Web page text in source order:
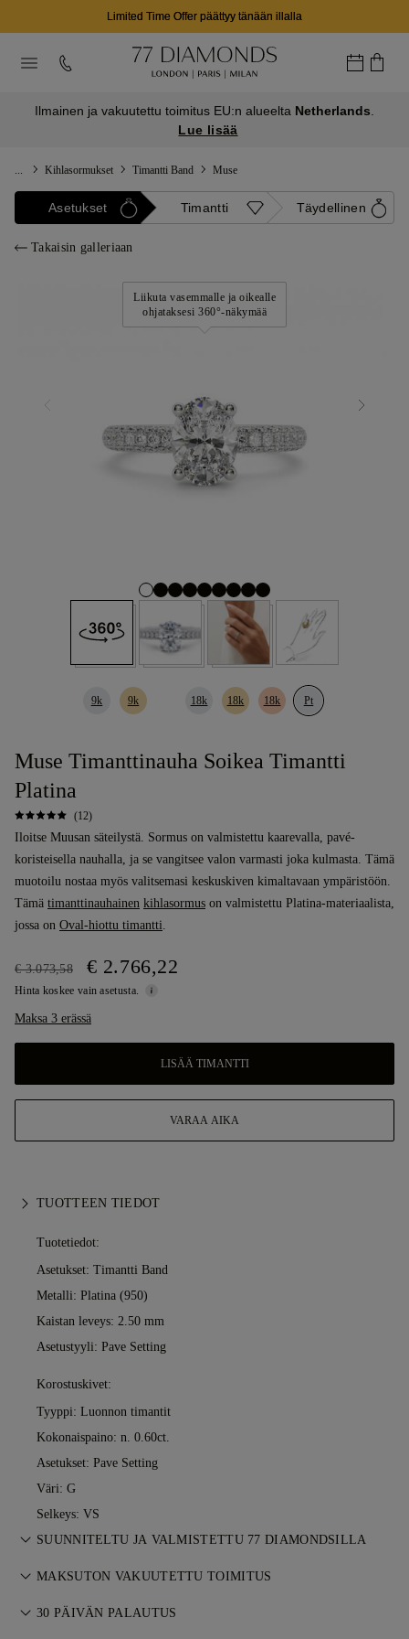
Limited Time Offer päättyy tänään illalla
Ilmainen ja vakuutettu toimitus EU:n alueelta Netherlands
Lue lisää
Kihlasormukset Timantti Band Muse
Asetukset Timantti Täydellinen
Takaisin galleriaan
Liikuta vasemmalle ja oikealle
ohjataksesi 360°-näkymää
9k 9k 18k 18k 18k Pt
Muse Timanttinauha Soikea Timantti
Platina
(12)
Iloitse Muusan säteilystä. Sormus on valmistettu kaarevalla, pavé-
koristeisella nauhalla, ja se vangitsee valon varmasti joka kulmasta. Tämä
muotoilu nostaa myös valitsemasi keskuskiven kimaltavaan ympäristöön.
Tämä timanttinauhainen kihlasormus on valmistettu Platina-materiaalista,
jossa on Oval-hiottu timantti.
€ 3.073,58 € 2.766,22
Hinta koskee vain asetusta.
Maksa 3 erässä
LISÄÄ TIMANTTI
VARAA AIKA
TUOTTEEN TIEDOT
Tuotetiedot:
Asetukset: Timantti Band
Metalli: Platina (950)
Kaistan leveys: 2.50 mm
Asetustyyli: Pave Setting
Korostuskivet:
Tyyppi: Luonnon timantit
Kokonaispaino: n. 0.60ct.
Asetukset: Pave Setting
Väri: G
Selkeys: VS
SUUNNITELTU JA VALMISTETTU 77 DIAMONDSILLA
Korutaiteen mestaruutta, yksi koru kerrallaan, 77 Diamondsin
MAKSUTON VAKUUTETTU TOIMITUS
Kaikki postikulut ovat maksuttomia, riippumatta siitä, missä
30 PÄIVÄN PALAUTUS